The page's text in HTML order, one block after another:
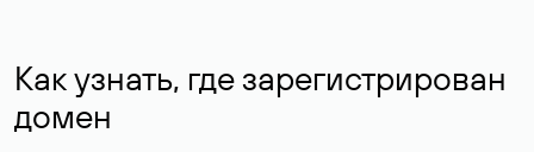
Как узнать, где зарегистрирован
домен